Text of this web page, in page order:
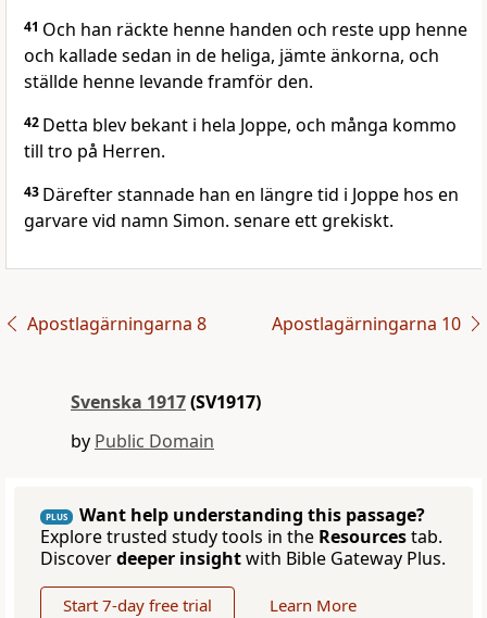
41 Och han räckte henne handen och reste upp henne
och kallade sedan in de heliga, jämte änkorna, och
ställde henne levande framför den.
42 Detta blev bekant i hela Joppe, och många kommo
till tro på Herren.
43 Därefter stannade han en längre tid i Joppe hos en
garvare vid namn Simon. senare ett grekiskt.
Apostlagärningarna 8 Apostlagärningarna 10
Svenska 1917(SV1917)
by Public Domain
PLUS
Want help understanding this passage?
Explore trusted study tools in the Resourcestab.
Discoverdeeper insightwith Bible Gateway Plus.
Start 7-day free trial Learn More